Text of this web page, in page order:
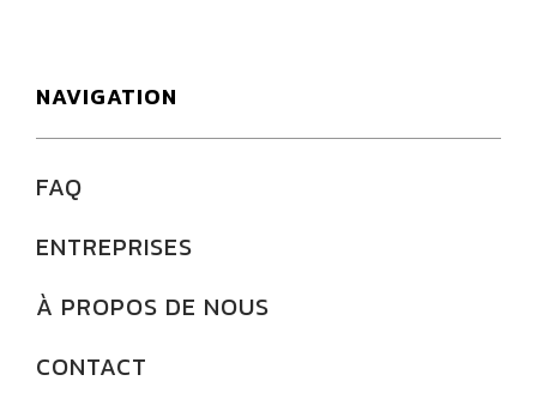
NAVIGATION
FAQ
ENTREPRISES
À PROPOS DE NOUS
CONTACT